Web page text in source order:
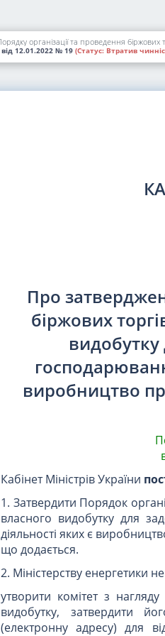
від 12.01.2022 № 19 (Статус: Втратив
Про
біржових
видобутку
виробництво
Кабінет Міністрів України
1. Затвердити Порядок
власного видобутку для
діяльності яких є
що додається.
2. Міністерству енергетики
утворити комітет з
видобутку, затвердити
(електронну адресу) для